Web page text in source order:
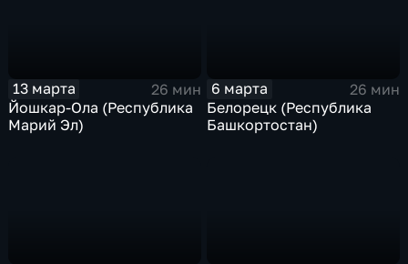
13 марта
26 мин
Йошкар-Ола (Республика
Марий Эл)
6 марта
26 мин
Белорецк (Республика
Башкортостан)